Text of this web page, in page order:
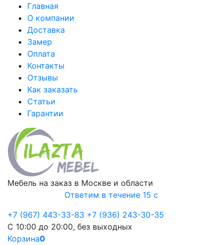
Главная
О компании
Доставка
Замер
Оплата
Контакты
Отзывы
Как заказать
Статьи
Гарантии
Мебель на заказ в Москве и области
Ответим в течение 15 с
+7 (967) 443-33-83 +7 (936) 243-30-35
С 10:00 до 20:00, без выходных
Корзина0